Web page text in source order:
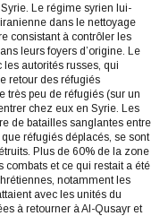
Le régime syrien lui-
dans le nettoyage
consistant à contrôler les
leurs foyers d’origine. Le
les autorités russes, qui
retour des réfugiés
très peu de réfugiés (sur un
chez eux en Syrie. Les
de batailles sanglantes entre
réfugiés déplacés, se sont
Plus de 60% de la zone
combats et ce qui restait a été
notamment les
avec les unités du
à retourner à Al-Qusayr et